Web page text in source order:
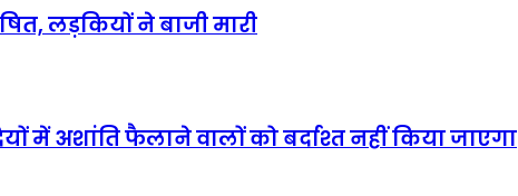
लड़कियों ने बाजी मारी
में अशांति फैलाने वालों को बर्दाश्त नहीं किया जाएगा